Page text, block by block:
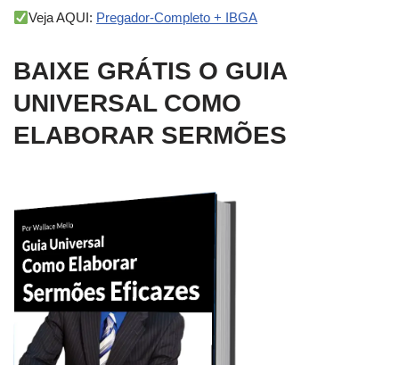
Veja AQUI: Pregador-Completo + IBGA
BAIXE GRÁTIS O GUIA
UNIVERSAL COMO
ELABORAR SERMÕES